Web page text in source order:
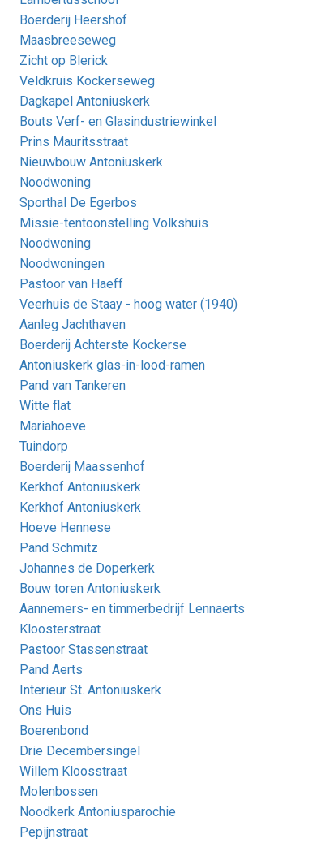
Boerderij Heershof
Maasbreeseweg
Zicht op Blerick
Veldkruis Kockerseweg
Dagkapel Antoniuskerk
Bouts Verf- en Glasindustriewinkel
Prins Mauritsstraat
Nieuwbouw Antoniuskerk
Noodwoning
Sporthal De Egerbos
Missie-tentoonstelling Volkshuis
Noodwoning
Noodwoningen
Pastoor van Haeff
Veerhuis de Staay - hoog water (1940)
Aanleg Jachthaven
Boerderij Achterste Kockerse
Antoniuskerk glas-in-lood-ramen
Pand van Tankeren
Witte flat
Mariahoeve
Tuindorp
Boerderij Maassenhof
Kerkhof Antoniuskerk
Kerkhof Antoniuskerk
Hoeve Hennese
Pand Schmitz
Johannes de Doperkerk
Bouw toren Antoniuskerk
Aannemers- en timmerbedrijf Lennaerts
Kloosterstraat
Pastoor Stassenstraat
Pand Aerts
Interieur St. Antoniuskerk
Ons Huis
Boerenbond
Drie Decembersingel
Willem Kloosstraat
Molenbossen
Noodkerk Antoniusparochie
Pepijnstraat